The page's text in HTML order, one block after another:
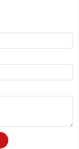
với cảm ứng từ. Từ